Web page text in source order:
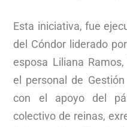
Esta iniciativa, fue
del Cóndor liderado
esposa Liliana
el personal de
con el apoyo del
colectivo de reinas,